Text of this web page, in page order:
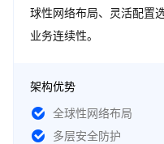
球性网络布局、灵活配置
业务连续性。
架构优势
全球性网络布局
多层安全防护